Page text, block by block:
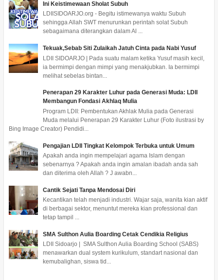
Ini Keistimewaan Sholat Subuh
LDIISIDOARJO.org - Begitu istimewanya waktu Subuh
sehingga Allah SWT menurunkan perintah solat Subuh
sebagaimana diterangkan dalam Al ...
Tekuak,Sebab Siti Zulaikah Jatuh Cinta pada Nabi Yusuf
LDII SIDOARJO | Pada suatu malam ketika Yusuf masih kecil,
ia bermimpi dengan mimpi yang menakjubkan. Ia bermimpi
melihat sebelas bintan...
Penerapan 29 Karakter Luhur pada Generasi Muda: LDII
Membangun Fondasi Akhlaq Mulia
Program LDII: Pembentukan Akhlak Mulia pada Generasi
Muda melalui Penerapan 29 Karakter Luhur (Foto ilustrasi by
Bing Image Creator) Pendidi...
Pengajian LDII Tingkat Kelompok Terbuka untuk Umum
Apakah anda ingin mempelajari agama Islam dengan
sebenarnya ? Apakah anda ingin amalan ibadah anda sah
dan diterima oleh Allah ? J awabn...
Cantik Sejati Tanpa Mendosai Diri
Kecantikan telah menjadi industri. Wajar saja, wanita kian aktif
di berbagai sektor, menuntut mereka kian professional dan
tetap tampil ...
SMA Sulthon Aulia Boarding Cetak Cendikia Religius
LDII Sidoarjo | SMA Sulthon Aulia Boarding School (SABS)
menawarkan dual system kurikulum, standart nasional dan
kemubalighan, siswa tid...